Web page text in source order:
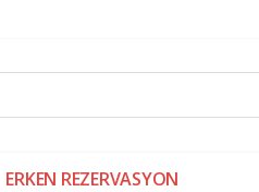
ERKEN REZERVASYON